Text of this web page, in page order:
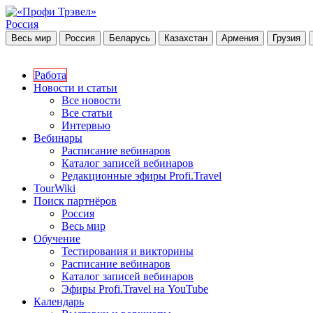
Россия
Весь мир Россия Беларусь Казахстан Армения Грузия
Работа
Новости и статьи
Все новости
Все статьи
Интервью
Вебинары
Расписание вебинаров
Каталог записей вебинаров
Редакционные эфиры Profi.Travel
TourWiki
Поиск партнёров
Россия
Весь мир
Обучение
Тестирования и викторины
Расписание вебинаров
Каталог записей вебинаров
Эфиры Profi.Travel на YouTube
Календарь